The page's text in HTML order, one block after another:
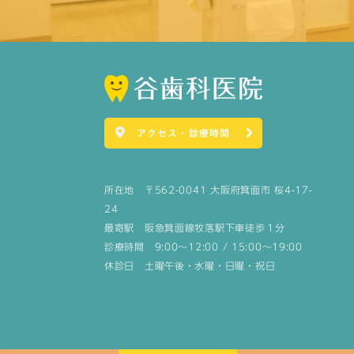
アクセス・診療時間
所在地 〒562-0041 大阪府箕面市 桜4-17-
24
最寄駅 阪急箕面線牧落駅下車徒歩１分
診療時間 9:00～12:00 / 15:00～19:00
休診日 土曜午後・水曜・日曜・祝日